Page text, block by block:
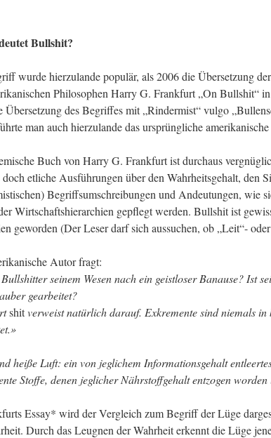
Bullshit?
wurde hierzulande populär, als 2006 die Übersetzung
Philosophen Harry G. Frankfurt „On Bullshit“
Übersetzung des Begriffes mit „Rindermist“ vulgo
man auch hierzulande das ursprüngliche
Buch von Harry G. Frankfurt ist durchaus
doch etliche Ausführungen über den Wahrheitsgehalt, den
Begriffsumschreibungen und Andeutungen, wie
Wirtschaftshierarchien gepflegt werden. Bullshit ist
geworden (Der Leser darf sich aussuchen, ob „Leit“-
Autor fragt:
seinem Wesen nach ein geistloser Banause? Ist
gearbeitet?
shitverweist natürlich darauf. Exkremente sind niemals in
heiße Luft: ein von jeglichem Informationsgehalt
Stoffe, denen jeglicher Nährstoffgehalt entzogen worden
Essay* wird der Vergleich zum Begriff der Lüge
Durch das Leugnen der Wahrheit erkennt die Lüge